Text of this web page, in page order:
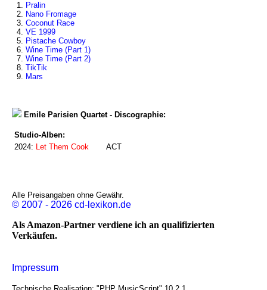
1. Pralin
2. Nano Fromage
3. Coconut Race
4. VE 1999
5. Pistache Cowboy
6. Wine Time (Part 1)
7. Wine Time (Part 2)
8. TikTik
9. Mars
Emile Parisien Quartet - Discographie:
Studio-Alben:
2024: Let Them Cook ACT
Alle Preisangaben ohne Gewähr.
© 2007 - 2026 cd-lexikon.de
Als Amazon-Partner verdiene ich an qualifizierten
Verkäufen.
Impressum